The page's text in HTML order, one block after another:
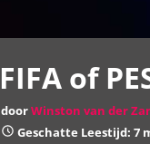
FIFA of
doorWinston van der
Geschatte Leestijd: 7